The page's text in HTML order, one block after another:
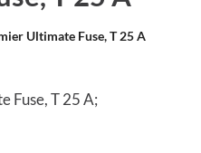
Ultimate Fuse, T 25 A
Fuse, T 25 A;